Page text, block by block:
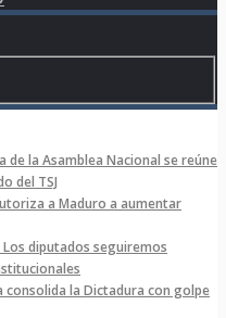
de la Asamblea Nacional se reúne
del TSJ
autoriza a Maduro a aumentar
Los diputados seguiremos
consolida la Dictadura con golpe